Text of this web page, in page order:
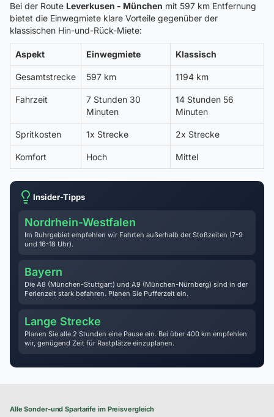
Bei der Route Leverkusen - München mit 597 km Entfernung
bietet die Einwegmiete klare Vorteile gegenüber der
klassischen Hin-und-Rück-Miete:
Aspekt Einwegmiete Klassisch
Gesamtstrecke 597 km 1194 km
Fahrzeit
7 Stunden 30
Minuten
14 Stunden 56
Minuten
Spritkosten 1x Strecke 2x Strecke
Komfort Hoch Mittel
Insider-Tipps
Nordrhein-Westfalen
Im Ruhrgebiet empfehlen wir Fahrten außerhalb der Stoßzeiten (7-9
und 16-18 Uhr).
Bayern
Die A8 (München-Stuttgart) und A9 (München-Nürnberg) sind in der
Ferienzeit stark befahren. Planen Sie Pufferzeit ein.
Lange Strecke
Planen Sie alle 2 Stunden eine Pause ein. Bei über 400 km empfehlen
wir, genügend Zeit für Rastplätze einzuplanen.
Alle Sonder-und Spartarife im Preisvergleich